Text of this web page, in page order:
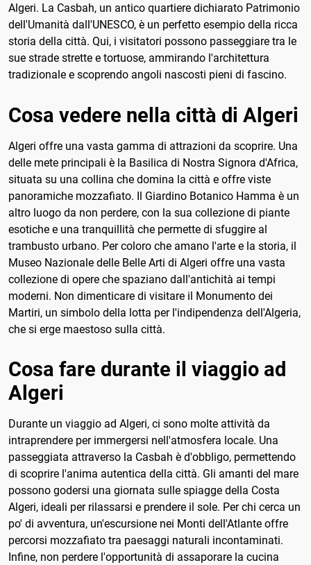
Algeri. La Casbah, un antico quartiere dichiarato Patrimonio
dell'Umanità dall'UNESCO, è un perfetto esempio della ricca
storia della città. Qui, i visitatori possono passeggiare tra le
sue strade strette e tortuose, ammirando l'architettura
tradizionale e scoprendo angoli nascosti pieni di fascino.
Cosa vedere nella città di Algeri
Algeri offre una vasta gamma di attrazioni da scoprire. Una
delle mete principali è la Basilica di Nostra Signora d'Africa,
situata su una collina che domina la città e offre viste
panoramiche mozzafiato. Il Giardino Botanico Hamma è un
altro luogo da non perdere, con la sua collezione di piante
esotiche e una tranquillità che permette di sfuggire al
trambusto urbano. Per coloro che amano l'arte e la storia, il
Museo Nazionale delle Belle Arti di Algeri offre una vasta
collezione di opere che spaziano dall'antichità ai tempi
moderni. Non dimenticare di visitare il Monumento dei
Martiri, un simbolo della lotta per l'indipendenza dell'Algeria,
che si erge maestoso sulla città.
Cosa fare durante il viaggio ad
Algeri
Durante un viaggio ad Algeri, ci sono molte attività da
intraprendere per immergersi nell'atmosfera locale. Una
passeggiata attraverso la Casbah è d'obbligo, permettendo
di scoprire l'anima autentica della città. Gli amanti del mare
possono godersi una giornata sulle spiagge della Costa
Algeri, ideali per rilassarsi e prendere il sole. Per chi cerca un
po' di avventura, un'escursione nei Monti dell'Atlante offre
percorsi mozzafiato tra paesaggi naturali incontaminati.
Infine, non perdere l'opportunità di assaporare la cucina